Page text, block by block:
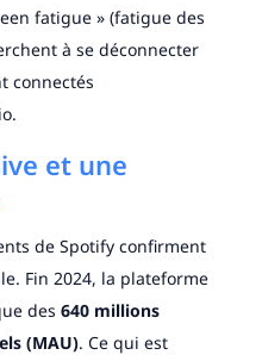
fatigue » (fatigue des
à se déconnecter
connectés
et une
de Spotify confirment
Fin 2024, la plateforme
des 640 millions
(MAU). Ce qui est